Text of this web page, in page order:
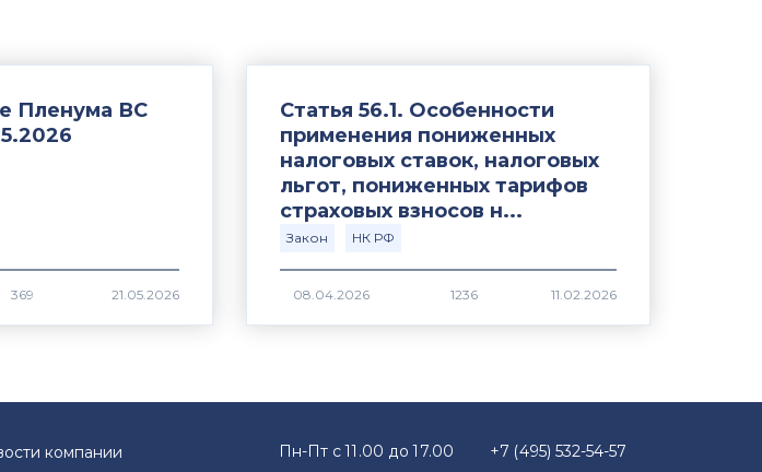
Пленума ВС
369
Статья 56.1. Особенности
применения пониженных
налоговых ставок, налоговых
льгот, пониженных тарифов
страховых взносов н...
Закон НК РФ
1236
компании Пн-Пт с 11.00 до 17.00 +7 (495) 532-54-57